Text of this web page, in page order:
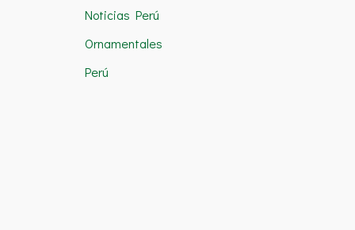
Noticias Perú
Ornamentales
Perú